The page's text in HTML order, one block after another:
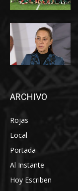
ARCHIVO
Rojas
Local
Portada
Al Instante
Hoy Escriben